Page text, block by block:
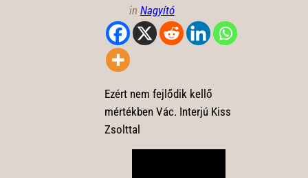
in Nagyító
Ezért nem fejlődik kellő
mértékben Vác. Interjú Kiss
Zsolttal